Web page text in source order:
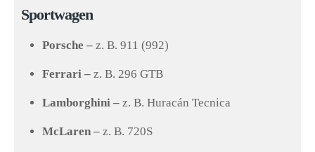
Sportwagen
Porsche – z. B. 911 (992)
Ferrari – z. B. 296 GTB
Lamborghini – z. B. Huracán Tecnica
McLaren – z. B. 720S